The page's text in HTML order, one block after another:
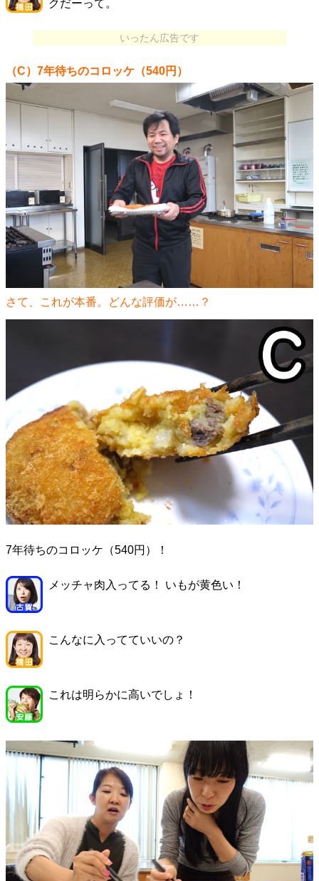
クだーって。
いったん広告です
（C）7年待ちのコロッケ（540円）
さて、これが本番。どんな評価が……？
7年待ちのコロッケ（540円）！
メッチャ肉入ってる！ いもが黄色い！
こんなに入ってていいの？
これは明らかに高いでしょ！